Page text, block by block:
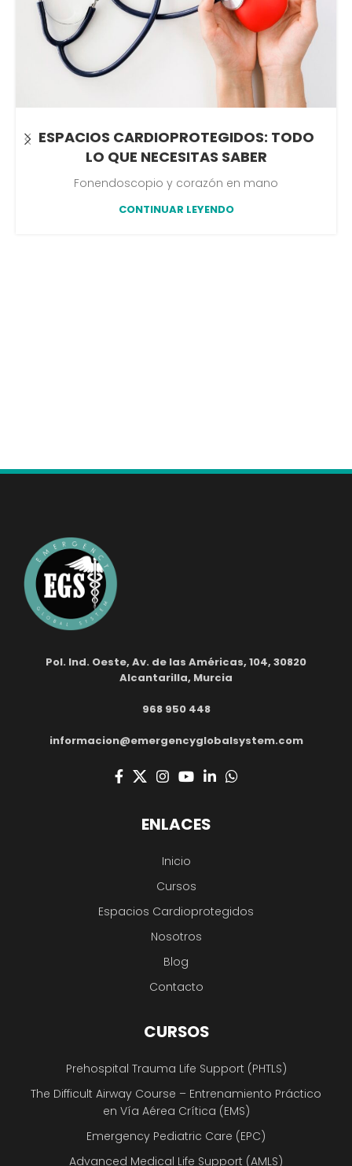
ESPACIOS CARDIOPROTEGIDOS: TODO
LO QUE NECESITAS SABER
Fonendoscopio y corazón en mano
CONTINUAR LEYENDO
Pol. Ind. Oeste, Av. de las Américas, 104, 30820
Alcantarilla, Murcia
968 950 448
informacion@emergencyglobalsystem.com
ENLACES
Inicio
Cursos
Espacios Cardioprotegidos
Nosotros
Blog
Contacto
CURSOS
Prehospital Trauma Life Support (PHTLS)
The Difficult Airway Course – Entrenamiento Práctico
en Vía Aérea Crítica (EMS)
Emergency Pediatric Care (EPC)
Advanced Medical Life Support (AMLS)